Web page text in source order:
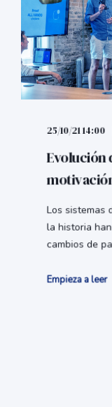
25/10/21 14:00
Evolución
Los sistemas
la historia
cambios de
Empieza a leer